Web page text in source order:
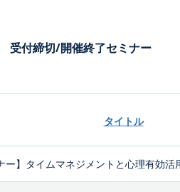
受付締切/開催終了セミナー
タイトル
ー】タイムマネジメントと心理有効